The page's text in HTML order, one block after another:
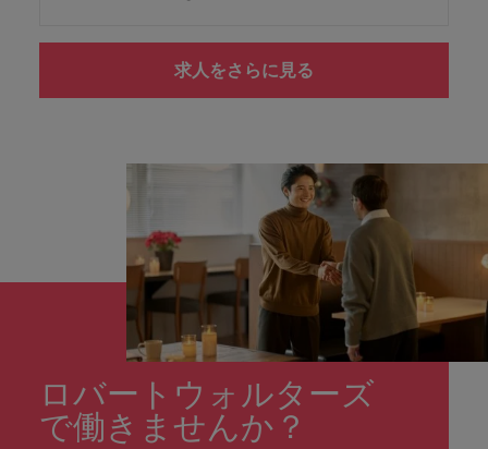
求人をさらに見る
ロバートウォルターズ
で働きませんか？